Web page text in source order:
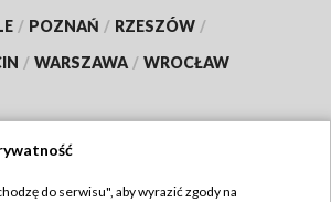
/ POZNAŃ / RZESZÓW /
/ WARSZAWA / WROCŁAW
do serwisu", aby wyrazić zgody na